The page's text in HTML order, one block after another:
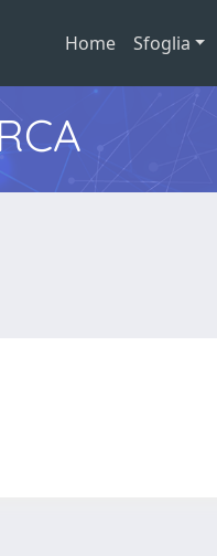
Home Sfoglia